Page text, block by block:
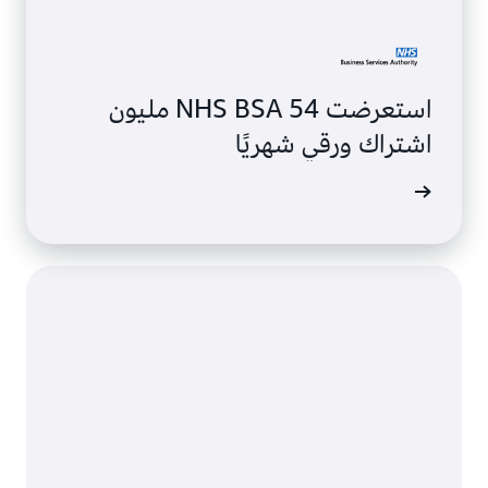
استعرضت NHS BSA 54 مليون
اشتراك ورقي شهريًا